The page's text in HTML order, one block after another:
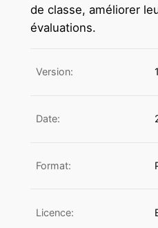
de classe, améliorer
évaluations.
Version:
Date:
Format:
Licence: